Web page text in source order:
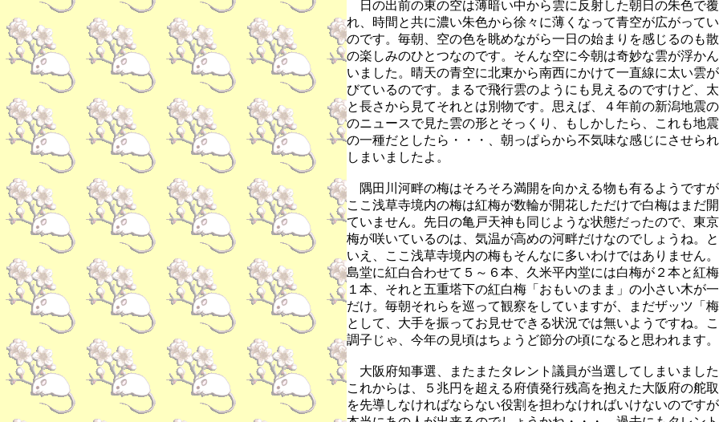
日の出前の東の空は薄暗い中から雲に反射した朝日の朱色で
れ、時間と共に濃い朱色から徐々に薄くなって青空が広がって
のです。毎朝、空の色を眺めながら一日の始まりを感じるのも
の楽しみのひとつなのです。そんな空に今朝は奇妙な雲が浮か
いました。晴天の青空に北東から南西にかけて一直線に太い雲
びているのです。まるで飛行雲のようにも見えるのですけど、
と長さから見てそれとは別物です。思えば、４年前の新潟地震
のニュースで見た雲の形とそっくり、もしかしたら、これも地
の一種だとしたら・・・、朝っぱらから不気味な感じにさせら
しまいましたよ。
隅田川河畔の梅はそろそろ満開を向かえる物も有るようです
ここ浅草寺境内の梅は紅梅が数輪が開花しただけで白梅はまだ
ていません。先日の亀戸天神も同じような状態だったので、東
梅が咲いているのは、気温が高めの河畔だけなのでしょうね。
いえ、ここ浅草寺境内の梅もそんなに多いわけではありません
島堂に紅白合わせて５～６本、久米平内堂には白梅が２本と紅
１本、それと五重塔下の紅白梅「おもいのまま」の小さい木が
だけ。毎朝それらを巡って観察をしていますが、まだザッツ「
として、大手を振ってお見せできる状況では無いようですね。
調子じゃ、今年の見頃はちょうど節分の頃になると思われます。
大阪府知事選、またまたタレント議員が当選してしまいまし
これからは、５兆円を超える府債発行残高を抱えた大阪府の舵
を先導しなければならない役割を担わなければいけないのです